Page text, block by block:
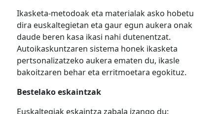
Ikasketa-metodoak eta materialak asko hobetu
dira euskaltegietan eta gaur egun aukera onak
daude beren kasa ikasi nahi dutenentzat.
Autoikaskuntzaren sistema honek ikasketa
pertsonalizatzeko aukera ematen du, ikasle
bakoitzaren behar eta erritmoetara egokituz.
Bestelako eskaintzak
Euskaltegiak eskaintza zabala izango du: